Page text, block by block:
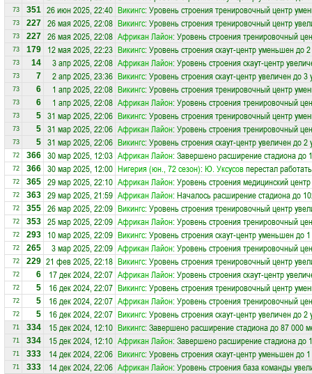
73 351 26 июн 2025, 22:40 Викингс: Уровень строения тренировочный центр
73 227 26 мая 2025, 22:08 Викингс: Уровень строения тренировочный центр
73 227 26 мая 2025, 22:08 Африкан Лайон: Уровень строения тренировочный
73 179 12 мая 2025, 22:23 Викингс: Уровень строения скаут-центр уменьшен до
73 14 3 апр 2025, 22:08 Африкан Лайон: Уровень строения скаут-центр
73 7 2 апр 2025, 23:36 Викингс: Уровень строения скаут-центр увеличен до 3
73 6 1 апр 2025, 22:08 Викингс: Уровень строения тренировочный центр
73 6 1 апр 2025, 22:08 Африкан Лайон: Уровень строения тренировочный
73 5 31 мар 2025, 22:06 Викингс: Уровень строения тренировочный центр
73 5 31 мар 2025, 22:06 Африкан Лайон: Уровень строения тренировочный
73 5 31 мар 2025, 22:06 Викингс: Уровень строения скаут-центр увеличен до 2
72 366 30 мар 2025, 12:03 Африкан Лайон: Завершено расширение стадиона до
72 366 30 мар 2025, 12:00 Нигерия (юн., 72 сезон): Ю. Уксусовперестал
72 365 29 мар 2025, 22:10 Африкан Лайон: Уровень строения медицинский
72 363 29 мар 2025, 21:59 Африкан Лайон: Началось расширение стадиона до
72 355 26 мар 2025, 22:09 Викингс: Уровень строения тренировочный центр
72 353 25 мар 2025, 22:09 Африкан Лайон: Уровень строения тренировочный
72 293 10 мар 2025, 22:09 Викингс: Уровень строения скаут-центр уменьшен до
72 265 3 мар 2025, 22:09 Африкан Лайон: Уровень строения тренировочный
72 229 21 фев 2025, 22:18 Викингс: Уровень строения тренировочный центр
72 6 17 дек 2024, 22:07 Африкан Лайон: Уровень строения скаут-центр
72 5 16 дек 2024, 22:07 Викингс: Уровень строения тренировочный центр
72 5 16 дек 2024, 22:07 Африкан Лайон: Уровень строения тренировочный
72 5 16 дек 2024, 22:07 Викингс: Уровень строения скаут-центр увеличен до 2
71 334 15 дек 2024, 12:10 Викингс: Завершено расширение стадиона до 87 000
71 334 15 дек 2024, 12:10 Африкан Лайон: Завершено расширение стадиона до
71 333 14 дек 2024, 22:06 Викингс: Уровень строения скаут-центр уменьшен до
71 333 14 дек 2024, 22:06 Африкан Лайон: Уровень строения база команды